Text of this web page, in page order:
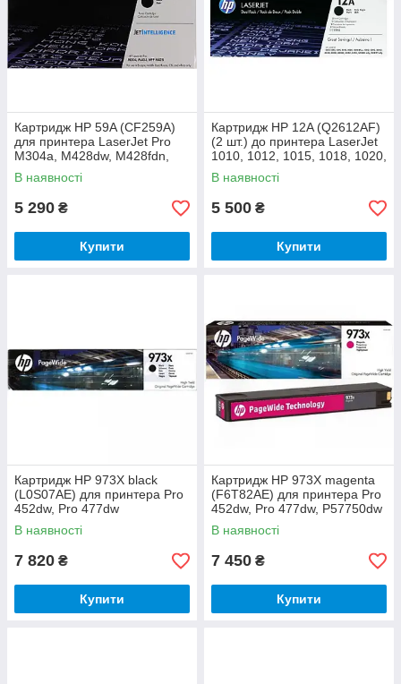
Картридж HP 59A (CF259A)
для принтера LaserJet Pro
M304a, M428dw, M428fdn,
M428fdw, M404dn, M404dw,
M404n, M406dn, M430f
В наявності
5 290 ₴
Купити
Картридж HP 12A (Q2612AF)
(2 шт.) до принтера LaserJet
1010, 1012, 1015, 1018, 1020,
1022, 3015, 3020, 3030, 3052,
3055, М1005
В наявності
5 500 ₴
Купити
Картридж HP 973X black
(L0S07AE) для принтера Pro
452dw, Pro 477dw
В наявності
7 820 ₴
Купити
Картридж HP 973X magenta
(F6T82AE) для принтера Pro
452dw, Pro 477dw, P57750dw
В наявності
7 450 ₴
Купити